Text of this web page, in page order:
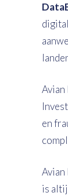
en
is